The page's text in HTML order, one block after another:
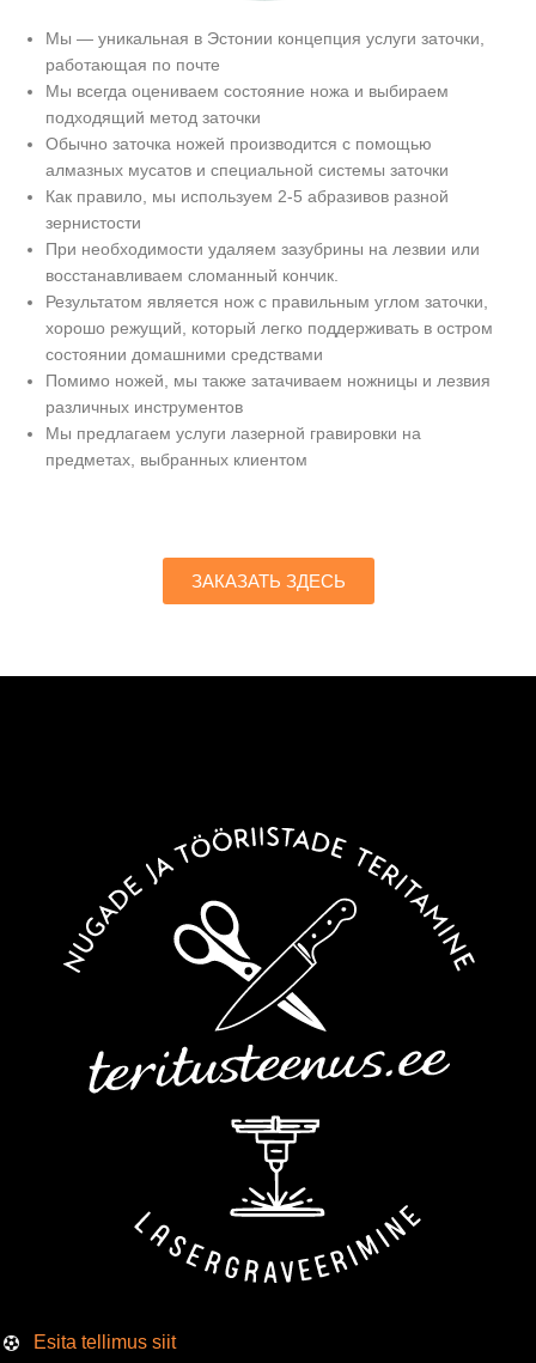
Мы — уникальная в Эстонии концепция услуги заточки,
работающая по почте
Мы всегда оцениваем состояние ножа и выбираем
подходящий метод заточки
Обычно заточка ножей производится с помощью
алмазных мусатов и специальной системы заточки
Как правило, мы используем 2-5 абразивов разной
зернистости
При необходимости удаляем зазубрины на лезвии или
восстанавливаем сломанный кончик.
Результатом является нож с правильным углом заточки,
хорошо режущий, который легко поддерживать в остром
состоянии домашними средствами
Помимо ножей, мы также затачиваем ножницы и лезвия
различных инструментов
Мы предлагаем услуги лазерной гравировки на
предметах, выбранных клиентом
ЗАКАЗАТЬ ЗДЕСЬ
Esita tellimus siit